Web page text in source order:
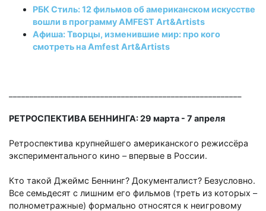
РБК Стиль: 12 фильмов об американском искусстве
вошли в программу AMFEST Art&Artists
Афиша: Творцы, изменившие мир: про кого
смотреть на Amfest Art&Artists
РЕТРОСПЕКТИВА БЕННИНГА: 29 марта - 7 апреля
Ретроспектива крупнейшего американского режиссёра
экспериментального кино – впервые в России.
Кто такой Джеймс Беннинг? Документалист? Безусловно.
Все семьдесят с лишним его фильмов (треть из которых –
полнометражные) формально относятся к неигровому